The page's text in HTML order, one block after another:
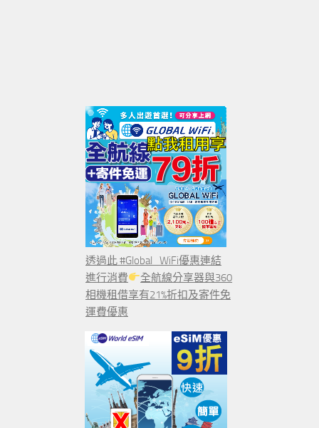
透過此 #Global_WiFi優惠連結
進行消費
全航線分享器與360
相機租借享有21%折扣及寄件免
運費優惠